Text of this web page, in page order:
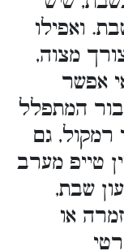
ואפילו
מצוה,
אפשר
המתפלל
רמקול, גם
טייפ מערב
שבת,
או